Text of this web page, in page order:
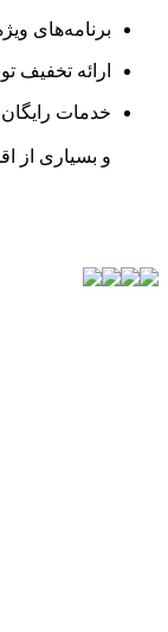
برنامه‌های
ارائه تخفیف
خدمات
و بسیاری از